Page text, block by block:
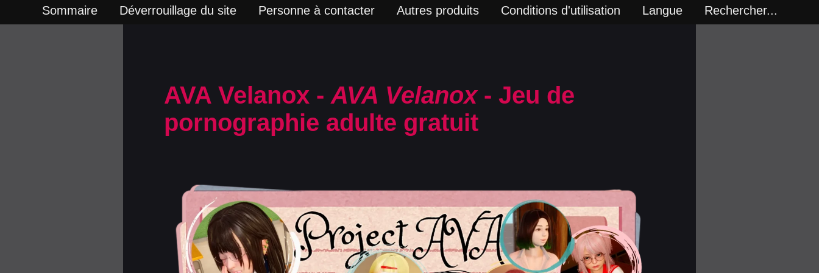
Sommaire Déverrouillage du site Personne à contacter Autres produits Conditions d'utilisation Langue Rechercher...
AVA Velanox - AVA Velanox- Jeu de
pornographie adulte gratuit